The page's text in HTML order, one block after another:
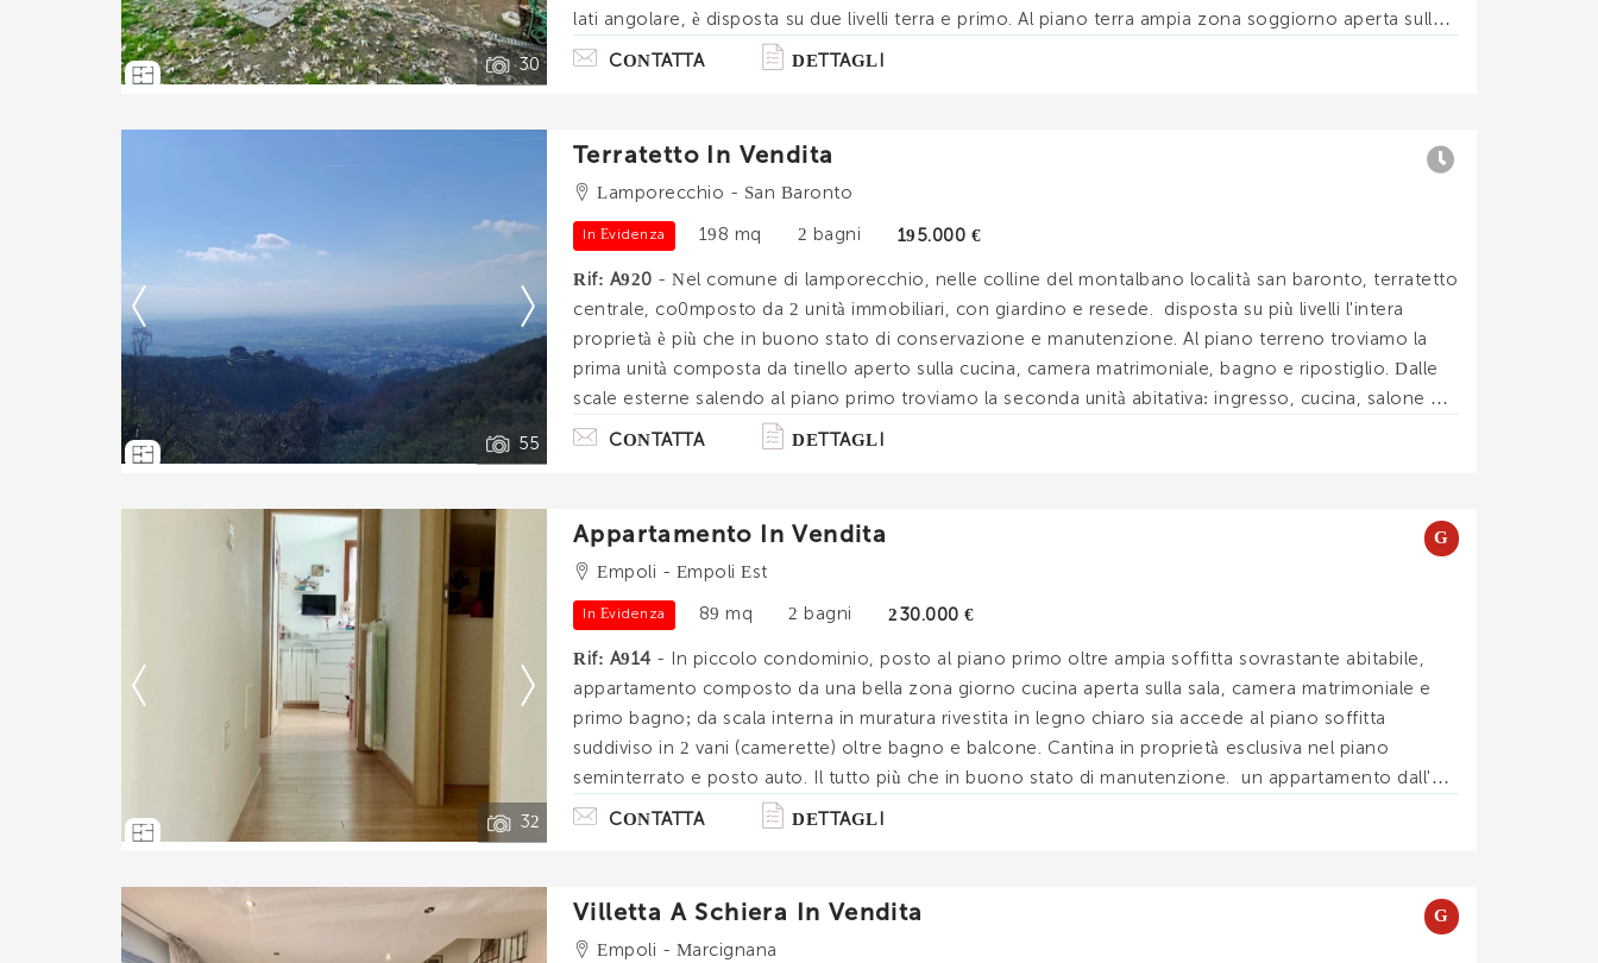
30
lati angolare, è disposta su due livelli terra e primo. Al piano terra ampia zona soggiorno aperta sulla
sala da pranzo e cucina, camino frontale al divano. . .
CONTATTA DETTAGLI
55
Ti interessa?
--------------------
Vedi tutti i dettagli
Terratetto In Vendita
Lamporecchio - San Baronto
In Evidenza 198 mq 2 bagni 195.000 €
Rif: A920 - Nel comune di lamporecchio, nelle colline del montalbano località san baronto, terratetto
centrale, co0mposto da 2 unità immobiliari, con giardino e resede. disposta su più livelli l'intera
proprietà è più che in buono stato di conservazione e manutenzione. Al piano terreno troviamo la
prima unità composta da tinello aperto sulla cucina, camera matrimoniale, bagno e ripostiglio. Dalle
scale esterne salendo al piano primo troviamo la seconda unità abitativa: ingresso, cucina, salone e
ripostiglio, al piano secondo disimpegno, 4 c. . .
CONTATTA DETTAGLI
32
Ti interessa?
Contatta
--------------------
Vedi tutti i dettagli
Appartamento In Vendita
G
Empoli - Empoli Est
In Evidenza 89 mq 2 bagni 230.000 €
Rif: A914 - In piccolo condominio, posto al piano primo oltre ampia soffitta sovrastante abitabile,
appartamento composto da una bella zona giorno cucina aperta sulla sala, camera matrimoniale e
primo bagno; da scala interna in muratura rivestita in legno chiaro sia accede al piano soffitta
suddiviso in 2 vani (camerette) oltre bagno e balcone. Cantina in proprietà esclusiva nel piano
seminterrato e posto auto. Il tutto più che in buono stato di manutenzione. un appartamento dall'
atmosfera giovanile e moderna che rompe gli schemi della suddivisi. . .
CONTATTA DETTAGLI
Villetta A Schiera In Vendita
G
Empoli - Marcignana